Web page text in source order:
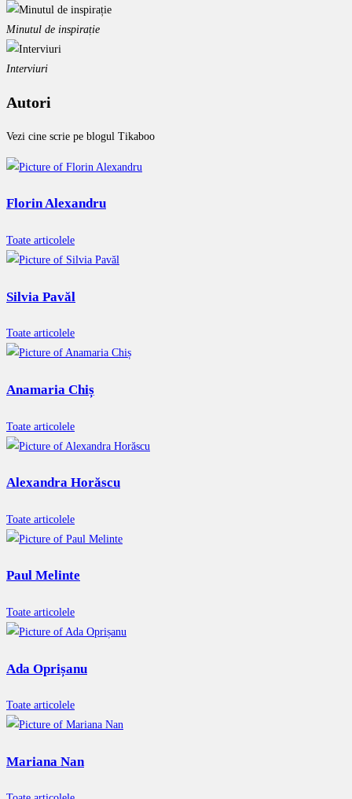
Minutul de inspirație
Interviuri
Autori
Vezi cine scrie pe blogul Tikaboo
Florin Alexandru
Toate articolele
Silvia Pavăl
Toate articolele
Anamaria Chiș
Toate articolele
Alexandra Horăscu
Toate articolele
Paul Melinte
Toate articolele
Ada Oprișanu
Toate articolele
Mariana Nan